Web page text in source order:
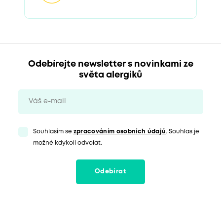
Odebírejte newsletter s novinkami ze
světa alergiků
Souhlasím se zpracováním osobních údajů. Souhlas je
možné kdykoli odvolat.
Odebírat